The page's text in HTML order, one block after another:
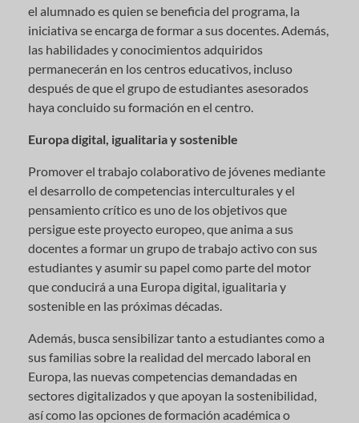
el alumnado es quien se beneficia del programa, la
iniciativa se encarga de formar a sus docentes. Además,
las habilidades y conocimientos adquiridos
permanecerán en los centros educativos, incluso
después de que el grupo de estudiantes asesorados
haya concluido su formación en el centro.
Europa digital, igualitaria y sostenible
Promover el trabajo colaborativo de jóvenes mediante
el desarrollo de competencias interculturales y el
pensamiento crítico es uno de los objetivos que
persigue este proyecto europeo, que anima a sus
docentes a formar un grupo de trabajo activo con sus
estudiantes y asumir su papel como parte del motor
que conducirá a una Europa digital, igualitaria y
sostenible en las próximas décadas.
Además, busca sensibilizar tanto a estudiantes como a
sus familias sobre la realidad del mercado laboral en
Europa, las nuevas competencias demandadas en
sectores digitalizados y que apoyan la sostenibilidad,
así como las opciones de formación académica o